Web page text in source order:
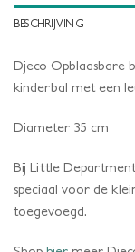
BESCHRIJVING
Djeco Opblaasbare
kinderbal met een
Diameter 35 cm
Bij Little
speciaal voor de
toegevoegd.